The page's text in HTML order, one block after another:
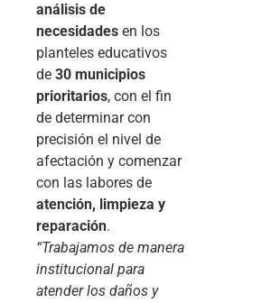
análisis de
necesidades en los
planteles educativos
de 30 municipios
prioritarios, con el fin
de determinar con
precisión el nivel de
afectación y comenzar
con las labores de
atención, limpieza y
reparación.
“Trabajamos de manera
institucional para
atender los daños y